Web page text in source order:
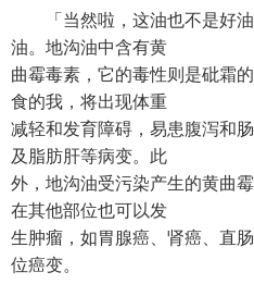
「当然啦，这油也不是好油
油。地沟油中含有黄
曲霉毒素，它的毒性则是砒霜
食的我，将出现体重
减轻和发育障碍，易患腹泻和
及脂肪肝等病变。此
外，地沟油受污染产生的黄曲
在其他部位也可以发
生肿瘤，如胃腺癌、肾癌、直
位癌变。